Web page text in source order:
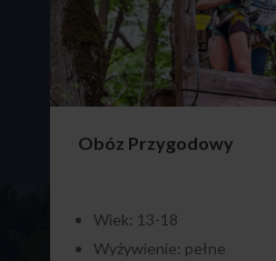
Obóz Przygodowy
Wiek: 13-18
Wyżywienie: pełne